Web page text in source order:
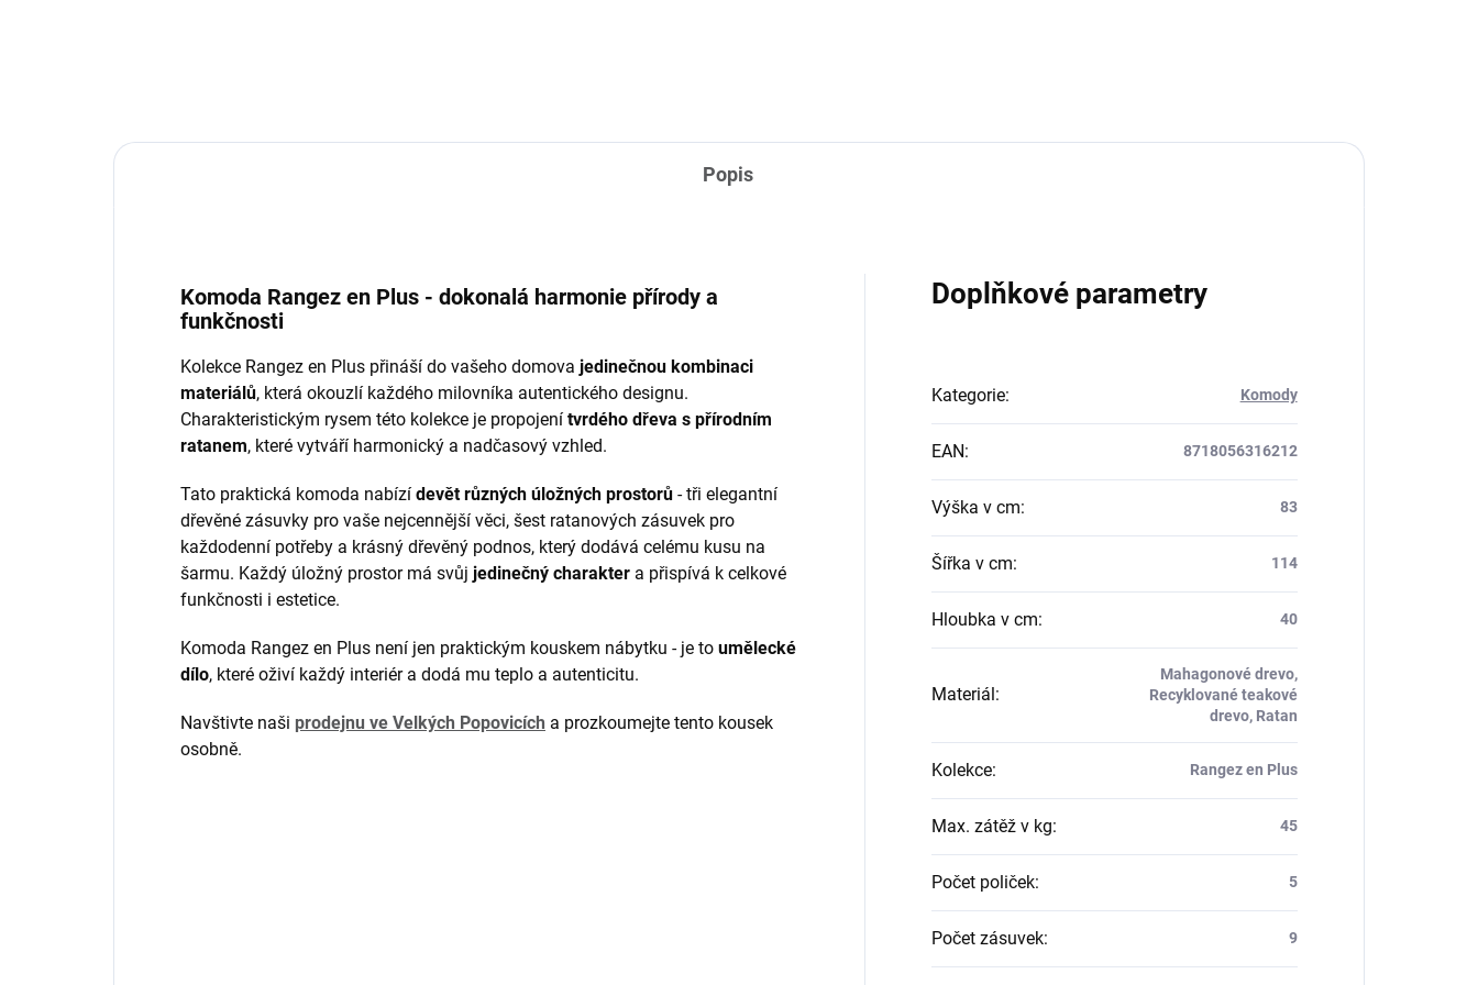
Popis
Komoda Rangez en Plus - dokonalá harmonie přírody a
funkčnosti
Kolekce Rangez en Plus přináší do vašeho domova jedinečnou kombinaci
materiálů, která okouzlí každého milovníka autentického designu.
Charakteristickým rysem této kolekce je propojení tvrdého dřeva s přírodním
ratanem, které vytváří harmonický a nadčasový vzhled.
Tato praktická komoda nabízí devět různých úložných prostorů - tři elegantní
dřevěné zásuvky pro vaše nejcennější věci, šest ratanových zásuvek pro
každodenní potřeby a krásný dřevěný podnos, který dodává celému kusu na
šarmu. Každý úložný prostor má svůj jedinečný charakter a přispívá k celkové
funkčnosti i estetice.
Komoda Rangez en Plus není jen praktickým kouskem nábytku - je to umělecké
dílo, které oživí každý interiér a dodá mu teplo a autenticitu.
Navštivte naši prodejnu ve Velkých Popovicích a prozkoumejte tento kousek
osobně.
Doplňkové parametry
Kategorie: Komody
EAN: 8718056316212
Výška v cm: 83
Šířka v cm: 114
Hloubka v cm: 40
Materiál:
Mahagonové drevo,
Recyklované teakové
drevo, Ratan
Kolekce: Rangez en Plus
Max. zátěž v kg: 45
Počet poliček: 5
Počet zásuvek: 9